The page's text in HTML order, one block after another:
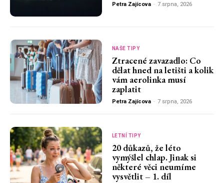
Petra Zajícova - 7 srpna, 2026
NAŠE TIPY
Ztracené zavazadlo: Co
dělat hned na letišti a kolik
vám aerolinka musí
zaplatit
Petra Zajícova - 7 srpna, 2026
LETNÍ TIPY
20 důkazů, že léto
vymýšlel chlap. Jinak si
některé věci neumíme
vysvětlit – 1. díl